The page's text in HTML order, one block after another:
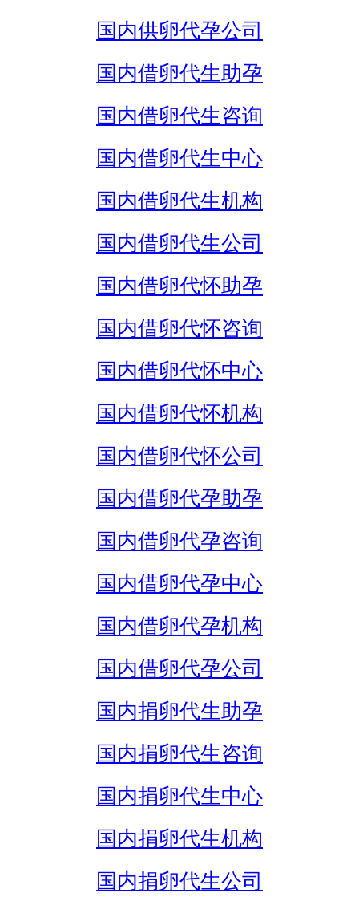
国内供卵代孕公司
国内借卵代生助孕
国内借卵代生咨询
国内借卵代生中心
国内借卵代生机构
国内借卵代生公司
国内借卵代怀助孕
国内借卵代怀咨询
国内借卵代怀中心
国内借卵代怀机构
国内借卵代怀公司
国内借卵代孕助孕
国内借卵代孕咨询
国内借卵代孕中心
国内借卵代孕机构
国内借卵代孕公司
国内捐卵代生助孕
国内捐卵代生咨询
国内捐卵代生中心
国内捐卵代生机构
国内捐卵代生公司